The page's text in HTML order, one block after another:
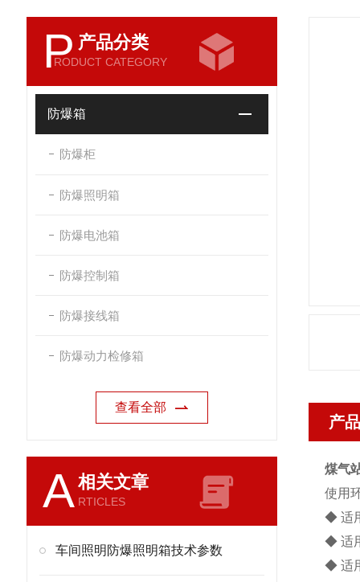
P 产品分类
RODUCT CATEGORY
防爆箱
防爆柜
防爆照明箱
防爆电池箱
防爆控制箱
防爆接线箱
防爆动力检修箱
查看全部
A相关文章
RTICLES
车间照明防爆照明箱技术参数
产
煤气
使用
◆ 适
◆ 适
◆ 适